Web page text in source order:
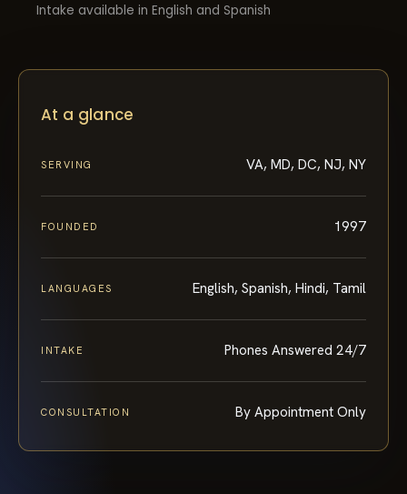
Intake available in English and Spanish
At a glance
SERVING VA, MD, DC, NJ, NY
FOUNDED 1997
LANGUAGES English, Spanish, Hindi, Tamil
INTAKE Phones Answered 24/7
CONSULTATION By Appointment Only